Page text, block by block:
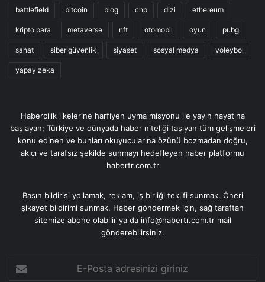
battlefield bitcoin blog chp dizi ethereum
kripto para metaverse nft otomobil oyun pubg
sanat siber güvenlik siyaset sosyal medya voleybol
yapay zeka
Habercilik ilkelerine harfiyen uyma misyonu ile yayın hayatına
başlayan; Türkiye ve dünyada haber niteliği taşıyan tüm gelişmeleri
konu edinen ve bunları okuyucularına özünü bozmadan doğru,
akıcı ve tarafsız şekilde sunmayı hedefleyen haber platformu
habertr.com.tr
Basın bildirisi yollamak, reklam, iş birliği teklifi sunmak. Öneri
şikayet bildirimi sunmak. Haber göndermek için, sağ taraftan
sitemize abone olabilir ya da info@habertr.com.tr mail
gönderebilirsiniz.
Posta